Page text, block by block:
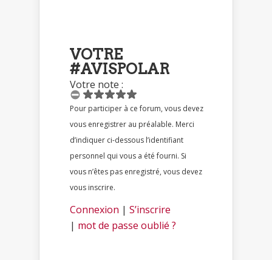
VOTRE
#AVISPOLAR
Votre note :
Pour participer à ce forum, vous devez
vous enregistrer au préalable. Merci
d’indiquer ci-dessous l’identifiant
personnel qui vous a été fourni. Si
vous n’êtes pas enregistré, vous devez
vous inscrire.
Connexion | S’inscrire
| mot de passe oublié ?